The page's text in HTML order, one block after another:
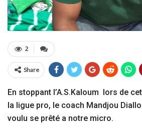
2
Share
En stoppant l’A.S.Kaloum lors de
la ligue pro, le coach Mandjou
voulu se prêté a notre micro.